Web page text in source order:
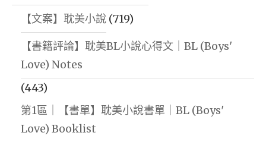
【文案】耽美小說 (719)
【書籍評論】耽美BL小說心得文｜BL (Boys'
Love) Notes
(443)
第1區｜【書單】耽美小說書單｜BL (Boys'
Love) Booklist